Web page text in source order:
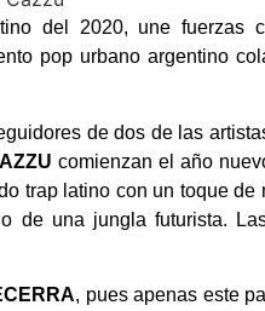
del 2020, une fuerzas
pop urbano argentino
de dos de las
comienzan el año
trap latino con un toque de
de una jungla futurista.
, pues apenas este